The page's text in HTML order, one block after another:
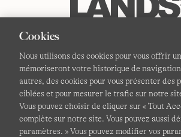
Cookies
Nous utilisons des cookies pour vous offrir
mémoriseront votre historique de
autres, des cookies pour vous présenter
ciblées et pour mesurer le trafic sur notre
Vous pouvez choisir de cliquer sur « Tout
complète sur notre site. Vous pouvez aussi
paramètres. » Vous pouvez modifier vos